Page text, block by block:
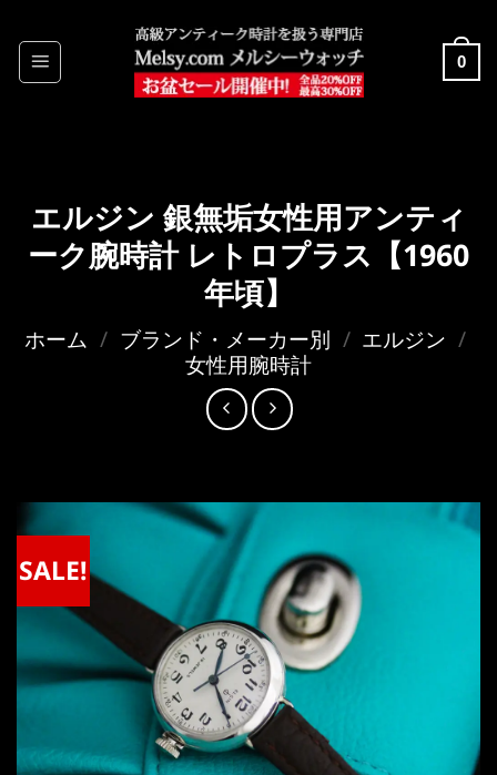
to
content
0
エルジン 銀無垢女性用アンティ
ーク腕時計 レトロプラス【1960
年頃】
ホーム / ブランド・メーカー別 / エルジン /
女性用腕時計
SALE!